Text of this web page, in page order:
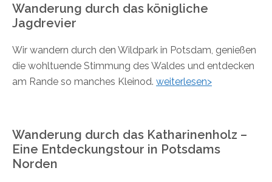
Wanderung durch das königliche
Jagdrevier
Wir wandern durch den Wildpark in Potsdam, genießen
die wohltuende Stimmung des Waldes und entdecken
am Rande so manches Kleinod. weiterlesen>
Wanderung durch das Katharinenholz –
Eine Entdeckungstour in Potsdams
Norden